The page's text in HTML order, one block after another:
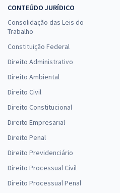
CONTEÚDO JURÍDICO
Consolidação das Leis do
Trabalho
Constituição Federal
Direito Administrativo
Direito Ambiental
Direito Civil
Direito Constitucional
Direito Empresarial
Direito Penal
Direito Previdenciário
Direito Processual Civil
Direito Processual Penal